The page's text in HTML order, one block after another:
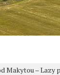
– Lazy